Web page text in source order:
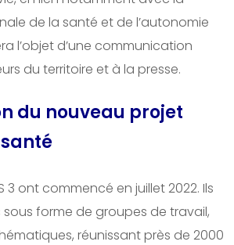
de la santé et de l’autonomie
l’objet d’une communication
du territoire et à la presse.
du nouveau projet
3 ont commencé en juillet 2022. Ils
forme de groupes de travail,
réunissant près de 2000